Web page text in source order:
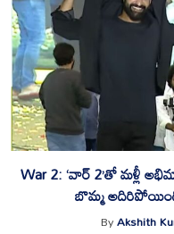
War 2: ‘వార్ 2’తో మళ్లీ
బొమ్మ
ByAkshith